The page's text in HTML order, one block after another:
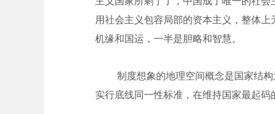
用社会主义包容局部的资本主义，整体
机缘和国运，一半是胆略和智慧。
制度想象的地理空间概念是国家结
实行底线同一性标准，在维持国家最起码